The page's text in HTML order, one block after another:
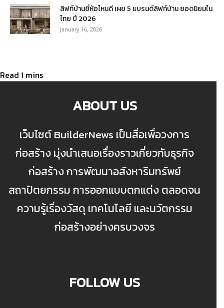
ลิฟท์บ้านยี่ห้อไหนดี เผย 5 แบรนด์ลิฟท์บ้าน ยอดนิยมใน
ไทย ปี 2026
January 16, 2026
ABOUT US
เว็บไซต์ BuilderNews เป็นสื่อเพื่อวงการ
ก่อสร้าง มุ่งนำเสนอเรื่องราวเกี่ยวกับธุรกิจ
ก่อสร้าง การพัฒนาอสังหาริมทรัพย์
สถาปัตยกรรม การออกแบบตกแต่ง ตลอดจน
ความรู้เรื่องวัสดุ เทคโนโลยี และนวัตกรรม
ก่อสร้างอย่างครบวงจร
FOLLOW US